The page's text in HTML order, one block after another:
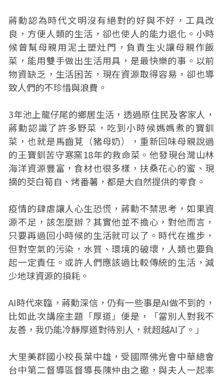
蔣勳認為時代文明沒有絕對的好與不好，工具改
良，方便人類的生活，卻也使人的能力退化。小時
候曾幫母親用泥土塑灶門，負責生火讓母親作飯
菜，能用雙手做出生活用具，是最快樂的事。以前
物資缺乏，生活困苦，現在資源取得容易，卻也導
致人們的不珍惜與浪費。
3年池上龍仔尾的鄉居生活，透過原住民及客家人，
蔣勳認識了許多野菜，吃到小時候媽媽煮的寶釧
菜，也就是馬齒莧（豬母奶），重新回味母親說過
的王寶釧苦守寒窯18年的救命菜。他發現台灣山林
海洋資源豐富，食材也很多樣，扶桑花心的蜜、現
摘的茭白筍自、烤番薯，都是大自然提供的零食。
疫情的肆虐讓人心生恐慌，蔣勳不禁思考，如果資
源不足，該怎麼辦？其實他並不擔心，對他而言，
只要再過回小時候的生活就可以了。時代在進步，
但對空氣的污染，水質、環境的破壞，人類也要負
起一定責任。或許人們應該過比較傳統的生活，減
少地球資源的損耗。
AI時代來臨，蔣勳深信，仍有一些事是AI做不到的，
比如此次講座主題「厚道」便是，「當別人對我不
友善，我仍能冷靜厚道對待別人，就超越AI了。」
大里美群國小校長葉中雄，受國際佛光會中華總會
台中第二督導區督導長陳仲由之邀，與夫人一起率